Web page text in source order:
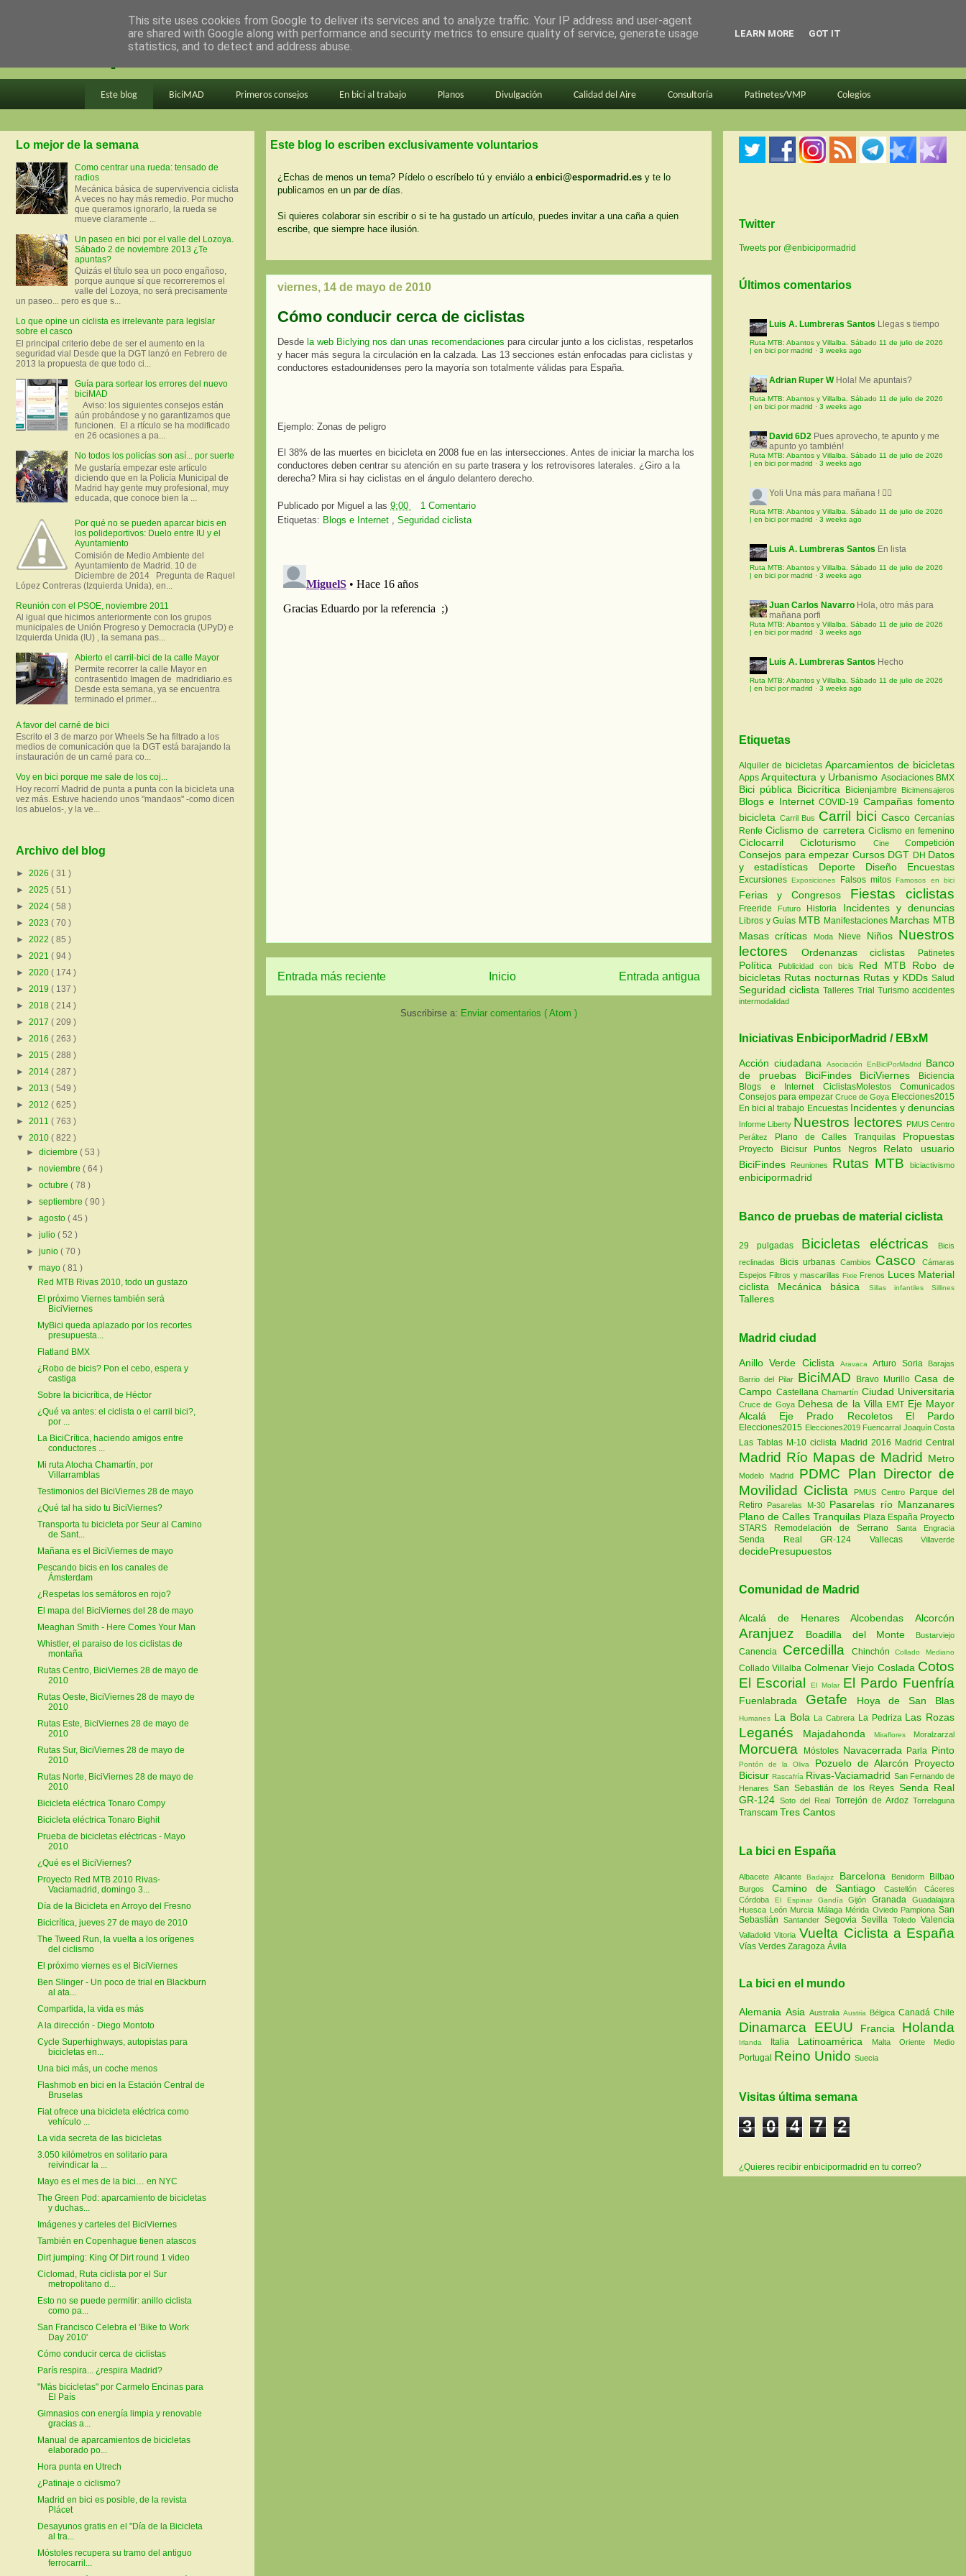
en bici por madrid
Este blog BiciMAD Primeros consejos En bici al trabajo Planos Divulgación Calidad del Aire Consultoría Patinetes/VMP Colegios
Este blog lo escriben exclusivamente voluntarios
¿Echas de menos un tema? Pídelo o escríbelo tú y enviálo a enbici@espormadrid.es y te lo
publicamos en un par de días.
Si quieres colaborar sin escribir o si te ha gustado un artículo, puedes invitar a una caña a quien
escribe, que siempre hace ilusión.
viernes, 14 de mayo de 2010
Cómo conducir cerca de ciclistas
Desde la web Biclying nos dan unas recomendaciones para circular junto a los ciclistas, respetarlos
y hacer más segura la circulación en la calzada. Las 13 secciones están enfocadas para ciclistas y
conductores estadounidenses pero la mayoría son totalmente válidas para España.
Ejemplo: Zonas de peligro
El 38% de las muertes en bicicleta en 2008 fue en las intersecciones. Antes de iniciar la marcha los
conductores deben centrar su atención en su parte trasera y los retrovisores laterales. ¿Giro a la
derecha? Mira si hay ciclistas en el ángulo delantero derecho.
Publicado por Miguel a las 9:00
1 Comentario
Etiquetas: Blogs e Internet , Seguridad ciclista
Entrada más reciente Entrada antigua
Inicio
Suscribirse a: Enviar comentarios ( Atom )
Lo mejor de la semana
Como centrar una rueda: tensado de
radios
Mecánica básica de supervivencia ciclista
A veces no hay más remedio. Por mucho
que queramos ignorarlo, la rueda se
mueve claramente ...
Un paseo en bici por el valle del Lozoya.
Sábado 2 de noviembre 2013 ¿Te
apuntas?
Quizás el título sea un poco engañoso,
porque aunque sí que recorreremos el
valle del Lozoya, no será precisamente
un paseo... pero es que s...
Lo que opine un ciclista es irrelevante para legislar
sobre el casco
El principal criterio debe de ser el aumento en la
seguridad vial Desde que la DGT lanzó en Febrero de
2013 la propuesta de que todo ci...
Guía para sortear los errores del nuevo
biciMAD
Aviso: los siguientes consejos están
aún probándose y no garantizamos que
funcionen. El a rtículo se ha modificado
en 26 ocasiones a pa...
No todos los policías son así... por suerte
Me gustaría empezar este artículo
diciendo que en la Policía Municipal de
Madrid hay gente muy profesional, muy
educada, que conoce bien la ...
Por qué no se pueden aparcar bicis en
los polideportivos: Duelo entre IU y el
Ayuntamiento
Comisión de Medio Ambiente del
Ayuntamiento de Madrid. 10 de
Diciembre de 2014 Pregunta de Raquel
López Contreras (Izquierda Unida), en...
Reunión con el PSOE, noviembre 2011
Al igual que hicimos anteriormente con los grupos
municipales de Unión Progreso y Democracia (UPyD) e
Izquierda Unida (IU) , la semana pas...
Abierto el carril-bici de la calle Mayor
Permite recorrer la calle Mayor en
contrasentido Imagen de madridiario.es
Desde esta semana, ya se encuentra
terminado el primer...
A favor del carné de bici
Escrito el 3 de marzo por Wheels Se ha filtrado a los
medios de comunicación que la DGT está barajando la
instauración de un carné para co...
Voy en bici porque me sale de los coj...
Hoy recorrí Madrid de punta a punta con la bicicleta una
vez más. Estuve haciendo unos "mandaos" -como dicen
los abuelos-, y la ve...
Archivo del blog
► 2026 ( 31 )
► 2025 ( 51 )
► 2024 ( 58 )
► 2023 ( 70 )
► 2022 ( 85 )
► 2021 ( 94 )
► 2020 ( 174 )
► 2019 ( 137 )
► 2018 ( 214 )
► 2017 ( 209 )
► 2016 ( 263 )
► 2015 ( 288 )
► 2014 ( 287 )
► 2013 ( 549 )
► 2012 ( 625 )
► 2011 ( 763 )
▼ 2010 ( 822 )
►diciembre( 53 )
►noviembre( 64 )
►octubre( 78 )
►septiembre( 90 )
►agosto( 45 )
►julio( 52 )
►junio( 70 )
▼mayo( 81 )
Red MTB Rivas 2010, todo un gustazo
El próximo Viernes también será
BiciViernes
MyBici queda aplazado por los recortes
presupuesta...
Flatland BMX
¿Robo de bicis? Pon el cebo, espera y
castiga
Sobre la bicicrítica, de Héctor
¿Qué va antes: el ciclista o el carril bici?,
por ...
La BiciCrítica, haciendo amigos entre
conductores ...
Mi ruta Atocha Chamartín, por
Villarramblas
Testimonios del BiciViernes 28 de mayo
¿Qué tal ha sido tu BiciViernes?
Transporta tu bicicleta por Seur al Camino
de Sant...
Mañana es el BiciViernes de mayo
Pescando bicis en los canales de
Ámsterdam
¿Respetas los semáforos en rojo?
El mapa del BiciViernes del 28 de mayo
Meaghan Smith - Here Comes Your Man
Whistler, el paraiso de los ciclistas de
montaña
Rutas Centro, BiciViernes 28 de mayo de
2010
Rutas Oeste, BiciViernes 28 de mayo de
2010
Rutas Este, BiciViernes 28 de mayo de
2010
Rutas Sur, BiciViernes 28 de mayo de
2010
Rutas Norte, BiciViernes 28 de mayo de
2010
Bicicleta eléctrica Tonaro Compy
Bicicleta eléctrica Tonaro Bighit
Prueba de bicicletas eléctricas - Mayo
2010
¿Qué es el BiciViernes?
Proyecto Red MTB 2010 Rivas-
Vaciamadrid, domingo 3...
Día de la Bicicleta en Arroyo del Fresno
Bicicrítica, jueves 27 de mayo de 2010
The Tweed Run, la vuelta a los orígenes
del ciclismo
El próximo viernes es el BiciViernes
Ben Slinger - Un poco de trial en Blackburn
al ata...
Compartida, la vida es más
A la dirección - Diego Montoto
Cycle Superhighways, autopistas para
bicicletas en...
Una bici más, un coche menos
Flashmob en bici en la Estación Central de
Bruselas
Fiat ofrece una bicicleta eléctrica como
vehículo ...
La vida secreta de las bicicletas
3.050 kilómetros en solitario para
reivindicar la ...
Mayo es el mes de la bici… en NYC
The Green Pod: aparcamiento de bicicletas
y duchas...
Imágenes y carteles del BiciViernes
También en Copenhague tienen atascos
Dirt jumping: King Of Dirt round 1 video
Ciclomad, Ruta ciclista por el Sur
metropolitano d...
Esto no se puede permitir: anillo ciclista
como pa...
San Francisco Celebra el 'Bike to Work
Day 2010'
Cómo conducir cerca de ciclistas
París respira... ¿respira Madrid?
"Más bicicletas" por Carmelo Encinas para
El País
Gimnasios con energía limpia y renovable
gracias a...
Manual de aparcamientos de bicicletas
elaborado po...
Hora punta en Utrech
¿Patinaje o ciclismo?
Madrid en bici es posible, de la revista
Plácet
Desayunos gratis en el "Día de la Bicicleta
al tra...
Móstoles recupera su tramo del antiguo
ferrocarril...
Twitter
Tweets por @enbicipormadrid
Últimos comentarios
Luis A. Lumbreras Santos Llegas s tiempo
Ruta MTB: Abantos y Villalba. Sábado 11 de julio de 2026
| en bici por madrid · 3 weeks ago
Adrian Ruper W Hola! Me apuntais?
Ruta MTB: Abantos y Villalba. Sábado 11 de julio de 2026
| en bici por madrid · 3 weeks ago
David 6D2 Pues aprovecho, te apunto y me
apunto yo también!
Ruta MTB: Abantos y Villalba. Sábado 11 de julio de 2026
| en bici por madrid · 3 weeks ago
Yoli Una más para mañana ! 🚵‍♀️
Ruta MTB: Abantos y Villalba. Sábado 11 de julio de 2026
| en bici por madrid · 3 weeks ago
Luis A. Lumbreras Santos En lista
Ruta MTB: Abantos y Villalba. Sábado 11 de julio de 2026
| en bici por madrid · 3 weeks ago
Juan Carlos Navarro Hola, otro más para
mañana porfi
Ruta MTB: Abantos y Villalba. Sábado 11 de julio de 2026
| en bici por madrid · 3 weeks ago
Luis A. Lumbreras Santos Hecho
Ruta MTB: Abantos y Villalba. Sábado 11 de julio de 2026
| en bici por madrid · 3 weeks ago
Etiquetas
Alquiler de bicicletasAparcamientos de bicicletas
AppsArquitectura y Urbanismo Asociaciones BMX
Bici pública Bicicrítica Bicienjambre Bicimensajeros
Blogs e InternetCOVID-19 Campañas fomento
bicicleta Carril Bus Carril biciCascoCercanías
RenfeCiclismo de carretera Ciclismo en femenino
CiclocarrilCicloturismo CineCompetición
Consejos para empezar Cursos DGT DH Datos
y estadísticas Deporte Diseño Encuestas
ExcursionesExposiciones Falsos mitosFamosos en bici
Ferias y Congresos Fiestas ciclistas
Freeride Futuro Historia Incidentes y denuncias
Libros y Guías MTB Manifestaciones Marchas MTB
Masas críticas
Moda Nieve Niños Nuestros
lectores
Ordenanzas ciclistas Patinetes
Política Publicidad con bicis Red MTB Robo de
bicicletas Rutas nocturnas Rutas y KDDs Salud
Seguridad ciclistaTalleres Trial Turismoaccidentes
intermodalidad
Iniciativas EnbiciporMadrid / EBxM
Acción ciudadana Asociación EnBiciPorMadrid
Banco
de pruebas
BiciFindes BiciViernes
Biciencia
Blogs e Internet
CiclistasMolestos
Comunicados
Consejos para empezar Cruce de Goya Elecciones2015
En bici al trabajo Encuestas Incidentes y denuncias
Informe Liberty Nuestros lectores
PMUS Centro
Peráltez
Plano de Calles Tranquilas Propuestas
Proyecto Bicisur Puntos Negros
Relato usuario
BiciFindes
Reuniones Rutas MTB biciactivismo
enbicipormadrid
Banco de pruebas de material ciclista
29 pulgadas Bicicletas eléctricas
Bicis
reclinadas
Bicis urbanas Cambios Casco
Cámaras
Espejos Filtros y mascarillas Fixie Frenos Luces Material
ciclista
Mecánica básica Sillas infantiles Sillines
Talleres
Madrid ciudad
Anillo Verde Ciclista AravacaArturo Soria
Barajas
Barrio del Pilar BiciMAD Bravo MurilloCasa de
Campo Castellana Chamartín Ciudad Universitaria
Cruce de Goya Dehesa de la Villa EMT Eje Mayor
Alcalá Eje Prado Recoletos El Pardo
Elecciones2015 Elecciones2019 Fuencarral Joaquín Costa
Las Tablas M-10 ciclista Madrid 2016 Madrid Central
Madrid Río Mapas de Madrid Metro
Modelo Madrid PDMC Plan Director de
Movilidad Ciclista
PMUS Centro Parque del
Retiro Pasarelas M-30 Pasarelas río Manzanares
Plano de Calles Tranquilas Plaza España Proyecto
STARS Remodelación de Serrano Santa Engracia
Senda Real GR-124 Vallecas Villaverde
decidePresupuestos
Comunidad de Madrid
Alcalá de HenaresAlcobendas Alcorcón
Aranjuez Boadilla del Monte Bustarviejo
Canencia Cercedilla ChinchónCollado Mediano
Collado Villalba Colmenar Viejo Coslada Cotos
El EscorialEl Molar El Pardo Fuenfría
Fuenlabrada Getafe Hoya de San Blas
Humanes La Bola La Cabrera La Pedriza Las Rozas
Leganés Majadahonda Miraflores Moralzarzal
Morcuera Móstoles Navacerrada Parla Pinto
Pontón de la Oliva Pozuelo de Alarcón Proyecto
BicisurRascafría Rivas-Vaciamadrid San Fernando de
HenaresSan Sebastián de los Reyes Senda Real
GR-124Soto del Real Torrejón de ArdozTorrelaguna
Transcam Tres Cantos
La bici en España
AlbaceteAlicanteBadajoz Barcelona Benidorm Bilbao
Burgos Camino de SantiagoCastellónCáceres
Córdoba El Espinar GandíaGijónGranadaGuadalajara
Huesca León Murcia Málaga Mérida Oviedo PamplonaSan
Sebastián Santander SegoviaSevillaToledoValencia
ValladolidVitoria Vuelta Ciclista a España
Vías Verdes Zaragoza Ávila
La bici en el mundo
Alemania Asia Australia Austria Bélgica Canadá Chile
Dinamarca EEUU Francia Holanda
Irlanda Italia Latinoamérica Malta Oriente Medio
Portugal Reino Unido Suecia
Visitas última semana
3 0 4 7 2
¿Quieres recibir enbicipormadrid en tu correo?
This site uses cookies from Google to deliver its services and to analyze traffic. Your IP address and user-agent
are shared with Google along with performance and security metrics to ensure quality of service, generate usage
statistics, and to detect and address abuse.
LEARN MORE GOT IT